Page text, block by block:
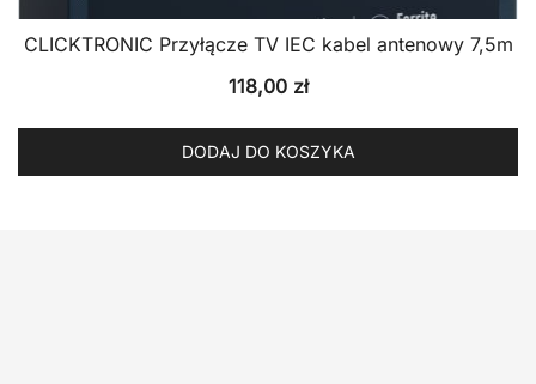
CLICKTRONIC Przyłącze TV IEC kabel antenowy 7,5m
118,00 zł
DODAJ DO KOSZYKA